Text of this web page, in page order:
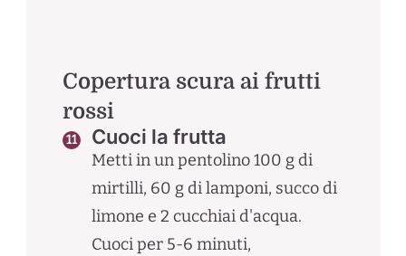
Copertura scura ai frutti
rossi
Cuoci la frutta
Metti in un pentolino 100 g di
mirtilli, 60 g di lamponi, succo di
limone e 2 cucchiai d'acqua.
Cuoci per 5-6 minuti,